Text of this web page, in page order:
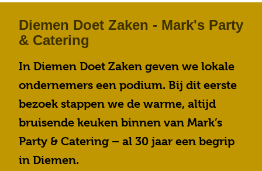
Diemen Doet Zaken - Mark's Party
& Catering
In Diemen Doet Zaken geven we lokale
ondernemers een podium. Bij dit eerste
bezoek stappen we de warme, altijd
bruisende keuken binnen van Mark’s
Party & Catering – al 30 jaar een begrip
in Diemen.